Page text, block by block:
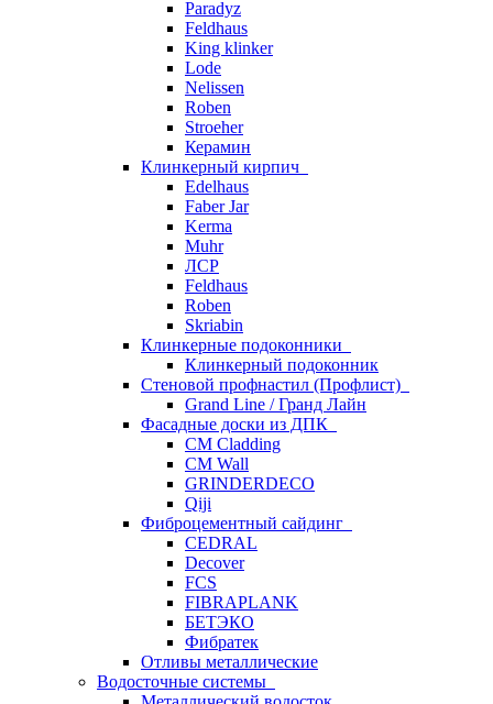
Paradyz
Feldhaus
King klinker
Lode
Nelissen
Roben
Stroeher
Керамин
Клинкерный кирпич
Edelhaus
Faber Jar
Kerma
Muhr
ЛСР
Feldhaus
Roben
Skriabin
Клинкерные подоконники
Клинкерный подоконник
Стеновой профнастил (Профлист)
Grand Line / Гранд Лайн
Фасадные доски из ДПК
CM Cladding
CM Wall
GRINDERDECO
Qiji
Фиброцементный сайдинг
CEDRAL
Decover
FCS
FIBRAPLANK
БЕТЭКО
Фибратек
Отливы металлические
Водосточные системы